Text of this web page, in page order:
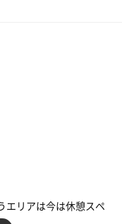
エリアは今は休憩スペ